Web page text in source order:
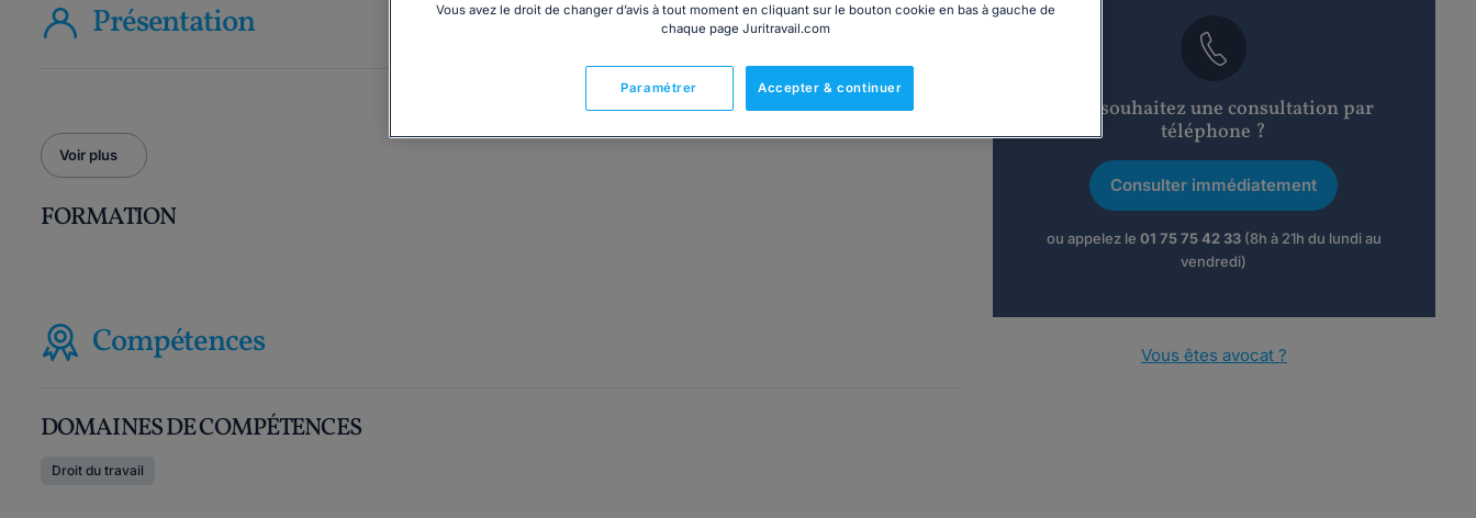
Présentation
Voir plus
FORMATION
Compétences
DOMAINES DE COMPÉTENCES
Droit du travail
Vous souhaitez une consultation par
téléphone ?
Consulter immédiatement
ou appelez le 01 75 75 42 33(8h à 21h du lundi au
vendredi)
Vous êtes avocat ?
Vous avez le droit de changer d’avis à tout moment en cliquant sur le bouton cookie en bas à gauche de
chaque page Juritravail.com
Accepter & continuer
Paramétrer